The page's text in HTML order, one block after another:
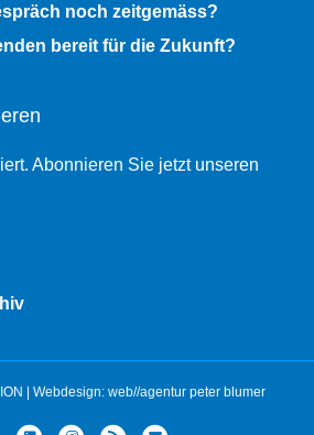
noch zeitgemäss?
bereit für die Zukunft?
Abonnieren Sie jetzt unseren
| Webdesign: web//agentur peter blumer